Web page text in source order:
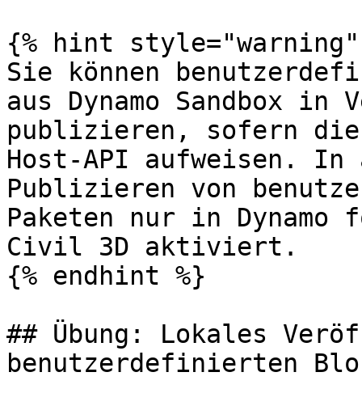
{% hint style="warning"
Sie können
aus Dynamo Sandbox in
publizieren, sofern
Host-API aufweisen.
Publizieren von
Paketen nur in Dynamo
Civil 3D aktiviert.
{% endhint %}
## Übung: Lokales
benutzerdefinierten